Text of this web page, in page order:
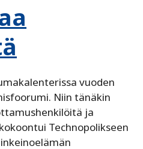
vuoden
Niin tänäkin
ja
Technopolikseen